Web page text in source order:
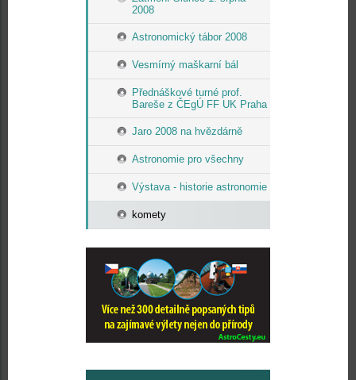
2008
Astronomický tábor 2008
Vesmírný maškarní bál
Přednáškové turné prof.
Bareše z ČEgÚ FF UK Praha
Jaro 2008 na hvězdárně
Astronomie pro všechny
Výstava - historie astronomie
komety